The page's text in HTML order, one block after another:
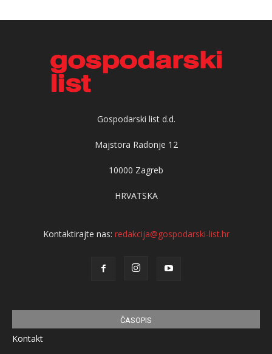
Gospodarski list d.d.
Majstora Radonje 12
10000 Zagreb
HRVATSKA
Kontaktirajte nas: redakcija@gospodarski-list.hr
ČASOPIS
Kontakt